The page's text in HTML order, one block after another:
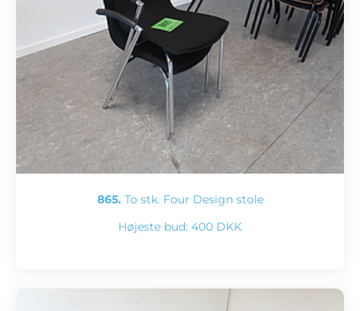
865. To stk. Four Design stole
Højeste bud: 400 DKK